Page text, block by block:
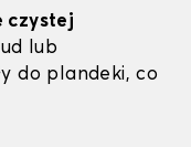
czystej
lub
do plandeki, co